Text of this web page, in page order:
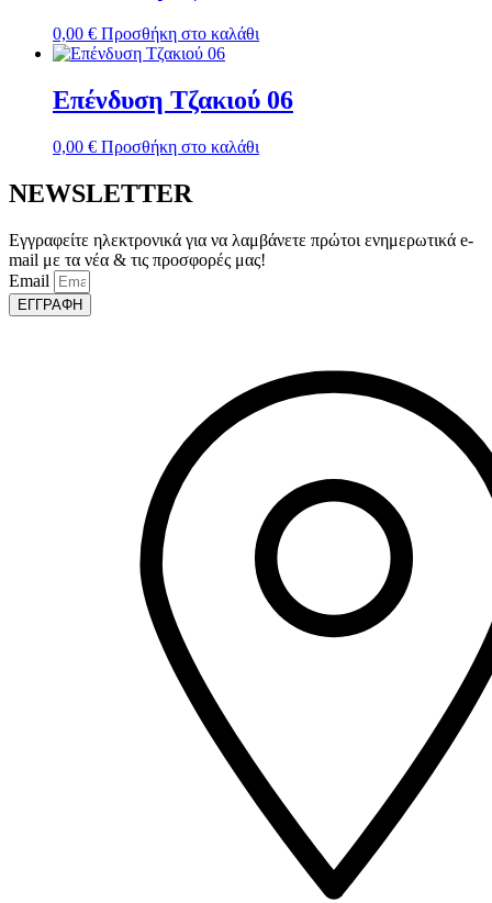
0,00 € Προσθήκη στο καλάθι
Επένδυση Τζακιού 06
0,00 € Προσθήκη στο καλάθι
NEWSLETTER
Εγγραφείτε ηλεκτρονικά για να λαμβάνετε πρώτοι ενημερωτικά e-
mail με τα νέα & τις προσφορές μας!
Email
ΕΓΓΡΑΦΗ